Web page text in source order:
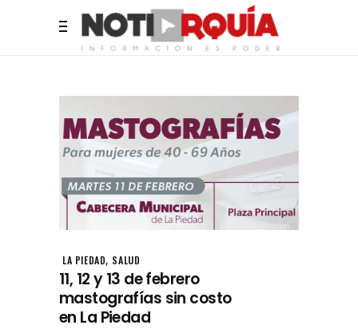
LA PIEDAD, SALUD
11, 12 y 13 de febrero
mastografías sin costo
en La Piedad